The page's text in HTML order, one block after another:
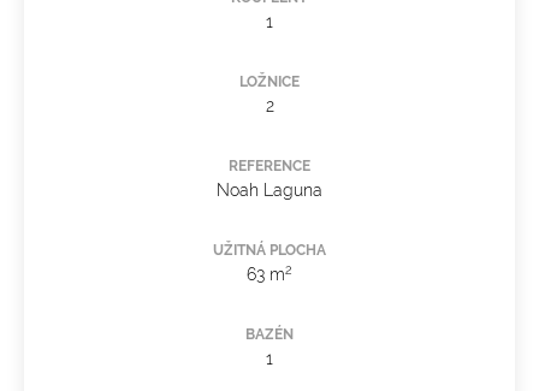
1
LOŽNICE
2
REFERENCE
Noah Laguna
UŽITNÁ PLOCHA
63 m2
BAZÉN
1